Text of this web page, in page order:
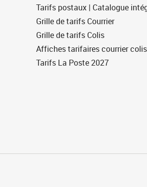
Tarifs postaux | Catalogue
Grille de tarifs Courrier
Grille de tarifs Colis
Affiches tarifaires courrier colis
Tarifs La Poste 2027